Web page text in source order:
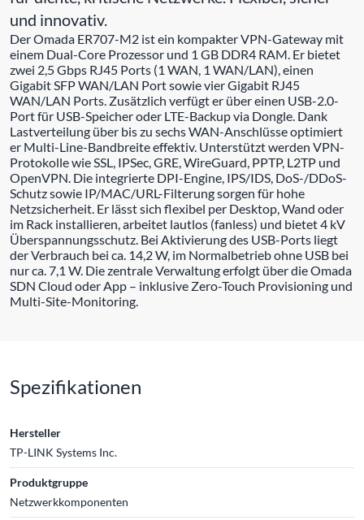
und innovativ.
Der Omada ER707-M2 ist ein kompakter VPN-Gateway mit
einem Dual-Core Prozessor und 1 GB DDR4 RAM. Er bietet
zwei 2,5 Gbps RJ45 Ports (1 WAN, 1 WAN/LAN), einen
Gigabit SFP WAN/LAN Port sowie vier Gigabit RJ45
WAN/LAN Ports. Zusätzlich verfügt er über einen USB-2.0-
Port für USB-Speicher oder LTE-Backup via Dongle. Dank
Lastverteilung über bis zu sechs WAN-Anschlüsse optimiert
er Multi-Line-Bandbreite effektiv. Unterstützt werden VPN-
Protokolle wie SSL, IPSec, GRE, WireGuard, PPTP, L2TP und
OpenVPN. Die integrierte DPI-Engine, IPS/IDS, DoS-/DDoS-
Schutz sowie IP/MAC/URL-Filterung sorgen für hohe
Netzsicherheit. Er lässt sich flexibel per Desktop, Wand oder
im Rack installieren, arbeitet lautlos (fanless) und bietet 4 kV
Überspannungsschutz. Bei Aktivierung des USB-Ports liegt
der Verbrauch bei ca. 14,2 W, im Normalbetrieb ohne USB bei
nur ca. 7,1 W. Die zentrale Verwaltung erfolgt über die Omada
SDN Cloud oder App – inklusive Zero-Touch Provisioning und
Multi-Site-Monitoring.
Spezifikationen
Hersteller
TP-LINK Systems Inc.
Produktgruppe
Netzwerkkomponenten